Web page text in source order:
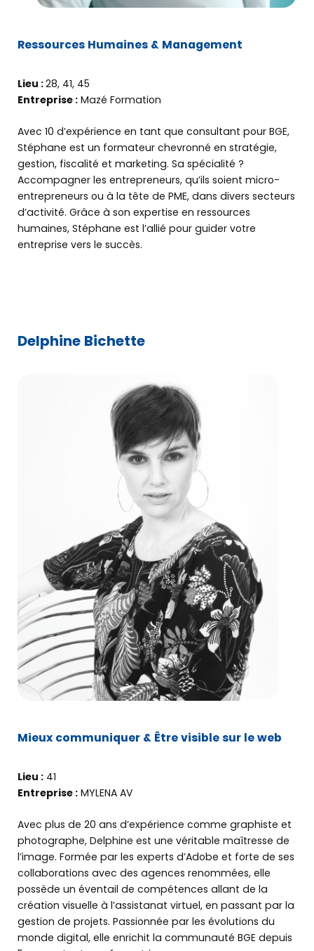
Ressources Humaines & Management
Lieu :28, 41, 45
Entreprise : Mazé Formation
Avec 10 d’expérience en tant que consultant pour BGE,
Stéphane est un formateur chevronné en stratégie,
gestion, fiscalité et marketing. Sa spécialité ?
Accompagner les entrepreneurs, qu’ils soient micro-
entrepreneurs ou à la tête de PME, dans divers secteurs
d’activité. Grâce à son expertise en ressources
humaines, Stéphane est l’allié pour guider votre
entreprise vers le succès.
Delphine Bichette
Mieux communiquer & Être visible sur le web
Lieu : 41
Entreprise : MYLENA AV
Avec plus de 20 ans d’expérience comme graphiste et
photographe, Delphine est une véritable maîtresse de
l’image. Formée par les experts d’Adobe et forte de ses
collaborations avec des agences renommées, elle
possède un éventail de compétences allant de la
création visuelle à l’assistanat virtuel, en passant par la
gestion de projets. Passionnée par les évolutions du
monde digital, elle enrichit la communauté BGE depuis